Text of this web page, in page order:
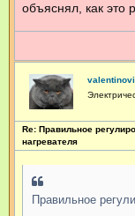
объяснял, как это
Re: Правильное
нагревателя
Правильное